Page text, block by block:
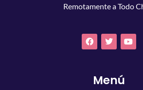
Remotamente a Todo
Menú